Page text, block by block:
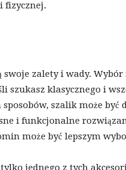
fizycznej.
zalety i wady.
szukasz klasycznego i
szalik może być
i funkcjonalne
może być lepszym
jednego z tych